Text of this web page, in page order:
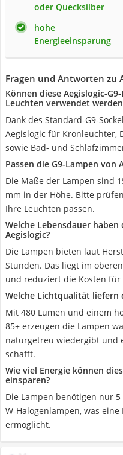
oder Quecksilber
hohe
Energieeinsparung
Fragen und Antworten zu
Können diese Aegislogic-
Leuchten verwendet
Dank des Standard-G9-
Aegislogic für Kronleuchter,
sowie Bad- und
Passen die G9-Lampen von
Die Maße der Lampen sind
mm in der Höhe. Bitte
Ihre Leuchten passen.
Welche Lebensdauer haben
Aegislogic?
Die Lampen bieten laut
Stunden. Das liegt im
und reduziert die Kosten für
Welche Lichtqualität liefern
Mit 480 Lumen und einem
85+ erzeugen die Lampen
naturgetreu wiedergibt und
schafft.
Wie viel Energie können
einsparen?
Die Lampen benötigen nur
W-Halogenlampen, was
ermöglicht.